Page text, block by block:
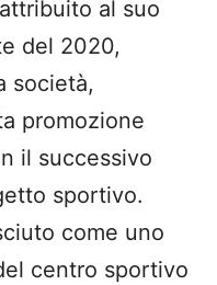
al suo
del 2020,
società,
promozione
il successivo
sportivo.
come uno
centro sportivo